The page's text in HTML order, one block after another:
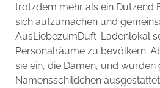
trotzdem mehr als ein Dutzend
sich aufzumachen und
AusLiebezumDuft-Ladenlokal
Personalräume zu bevölkern.
sie ein, die Damen, und wurden
Namensschildchen